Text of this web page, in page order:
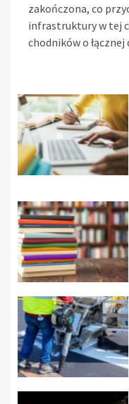
zakończona, co
infrastruktury w tej
chodników o łącznej